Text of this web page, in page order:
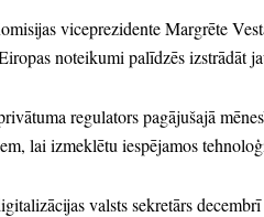
viceprezidente Margrēte
noteikumi palīdzēs izstrādāt
regulators pagājušajā
lai izmeklētu iespējamos
valsts sekretārs